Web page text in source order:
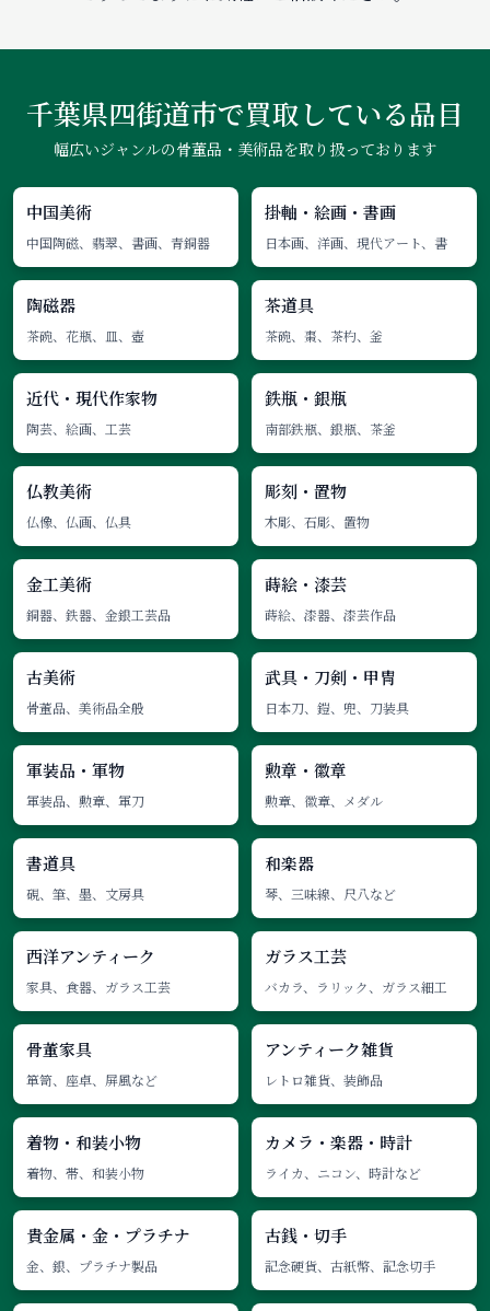
千葉県四街道市で買取している品目
幅広いジャンルの骨董品・美術品を取り扱っております
中国美術
中国陶磁、翡翠、書画、青銅器
掛軸・絵画・書画
日本画、洋画、現代アート、書
陶磁器
茶碗、花瓶、皿、壺
茶道具
茶碗、棗、茶杓、釜
近代・現代作家物
陶芸、絵画、工芸
鉄瓶・銀瓶
南部鉄瓶、銀瓶、茶釜
仏教美術
仏像、仏画、仏具
彫刻・置物
木彫、石彫、置物
金工美術
銅器、鉄器、金銀工芸品
蒔絵・漆芸
蒔絵、漆器、漆芸作品
古美術
骨董品、美術品全般
武具・刀剣・甲冑
日本刀、鎧、兜、刀装具
軍装品・軍物
軍装品、勲章、軍刀
勲章・徽章
勲章、徽章、メダル
書道具
硯、筆、墨、文房具
和楽器
琴、三味線、尺八など
西洋アンティーク
家具、食器、ガラス工芸
ガラス工芸
バカラ、ラリック、ガラス細工
骨董家具
箪笥、座卓、屏風など
アンティーク雑貨
レトロ雑貨、装飾品
着物・和装小物
着物、帯、和装小物
カメラ・楽器・時計
ライカ、ニコン、時計など
貴金属・金・プラチナ
金、銀、プラチナ製品
古銭・切手
記念硬貨、古紙幣、記念切手